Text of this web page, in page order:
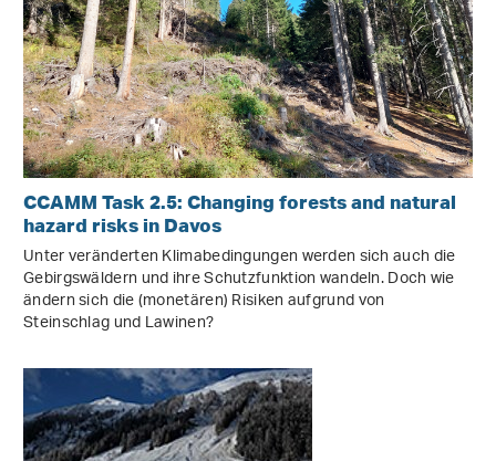
CCAMM Task 2.5: Changing forests and natural
hazard risks in Davos
Unter veränderten Klimabedingungen werden sich auch die
Gebirgswäldern und ihre Schutzfunktion wandeln. Doch wie
ändern sich die (monetären) Risiken aufgrund von
Steinschlag und Lawinen?